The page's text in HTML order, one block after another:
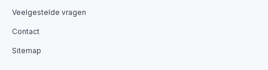
Veelgestelde vragen
Contact
Sitemap